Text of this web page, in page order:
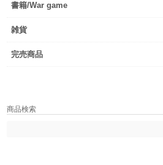
書籍/War game
雑貨
完売商品
商品検索